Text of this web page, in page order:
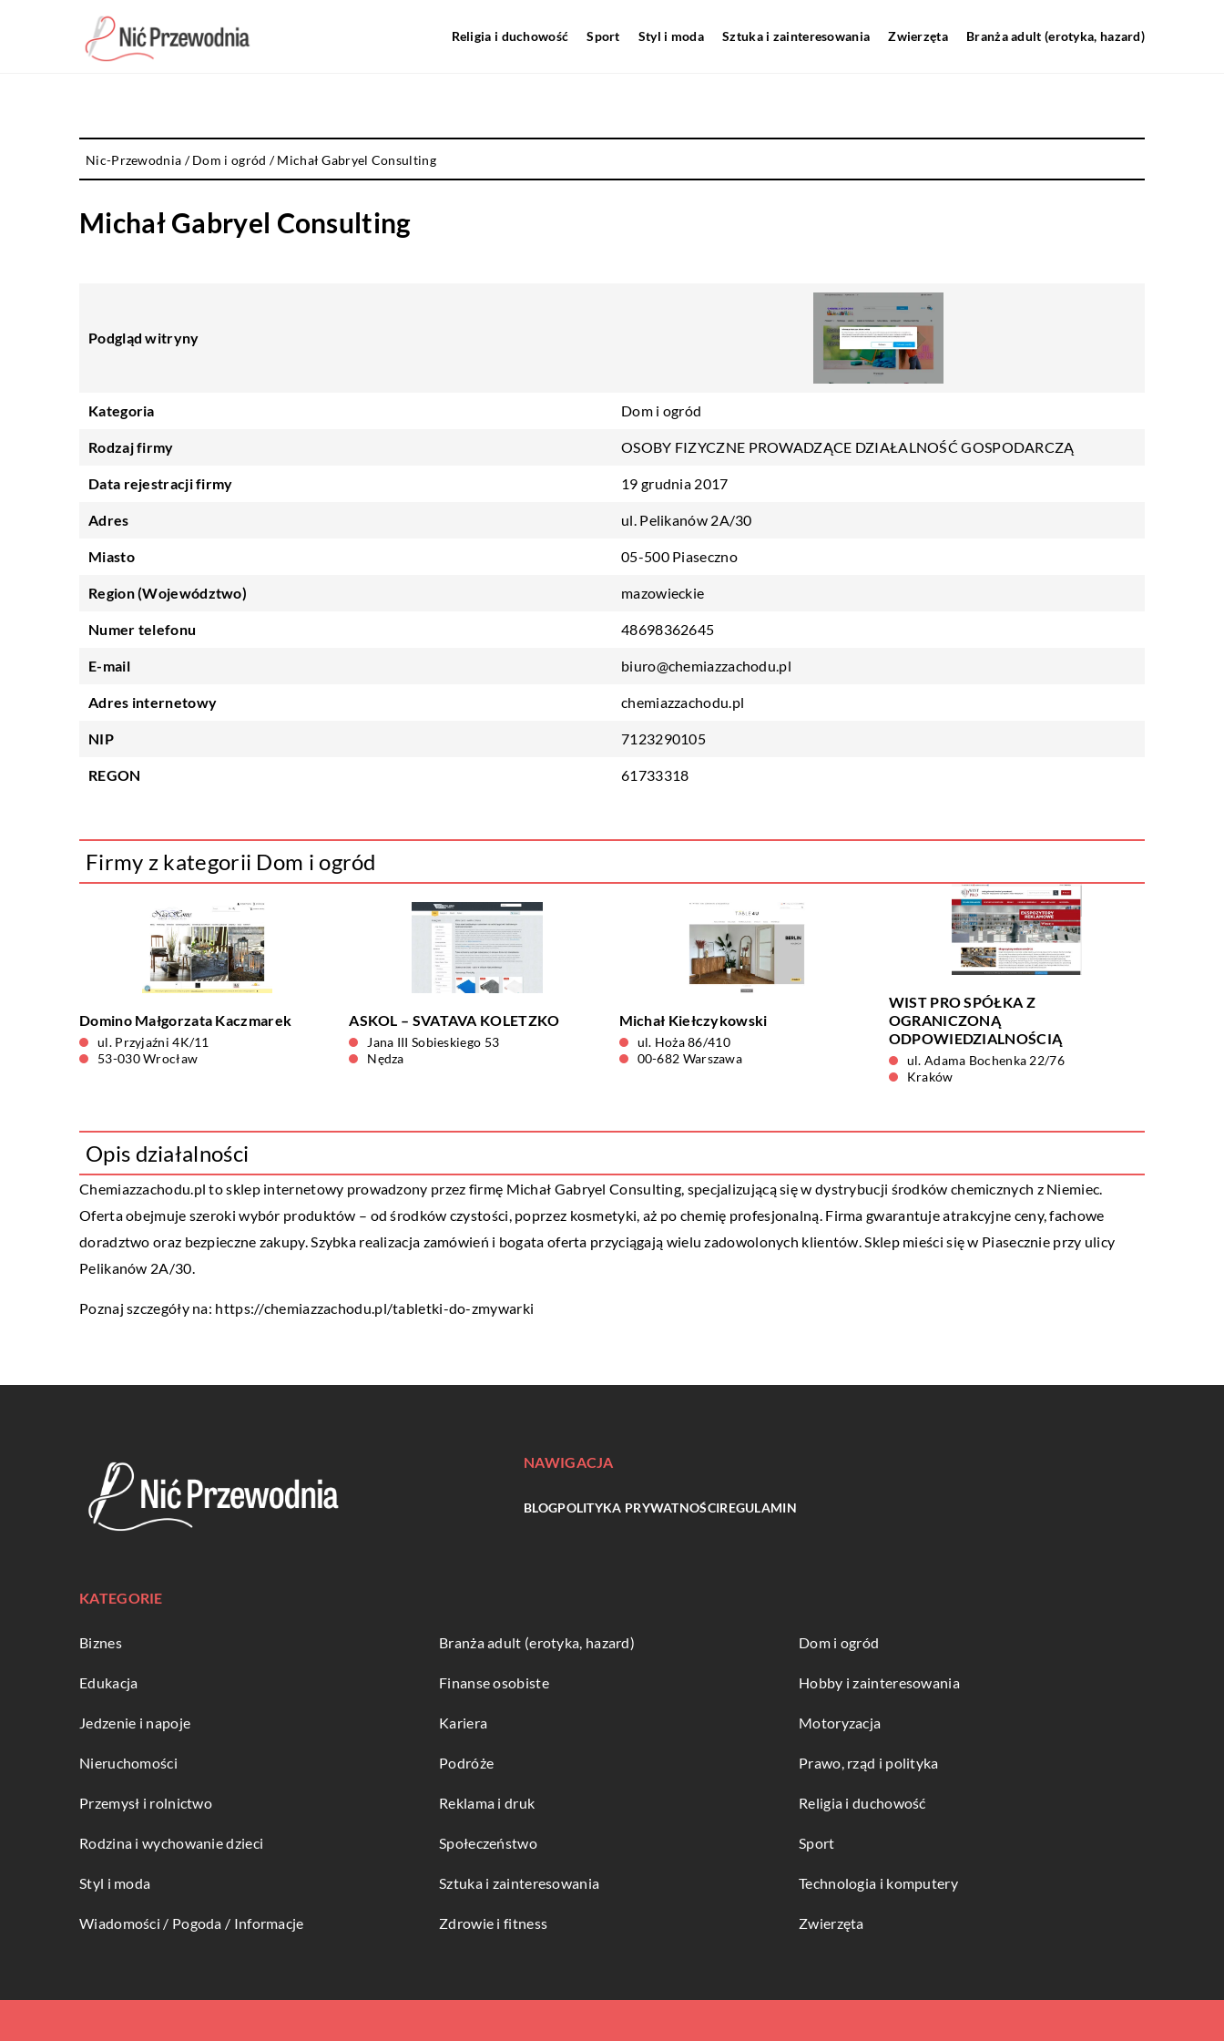
Religia i duchowość Sport Styl i moda Sztuka i zainteresowania Zwierzęta Branża adult (erotyka, hazard)
Nic-Przewodnia /Dom i ogród /Michał Gabryel Consulting
Michał Gabryel Consulting
Podgląd witryny
Kategoria Dom i ogród
Rodzaj firmy OSOBY FIZYCZNE PROWADZĄCE DZIAŁALNOŚĆ GOSPODARCZĄ
Data rejestracji firmy 19 grudnia 2017
Adres ul. Pelikanów 2A/30
Miasto 05-500 Piaseczno
Region (Województwo) mazowieckie
Numer telefonu 48698362645
E-mail biuro@chemiazzachodu.pl
Adres internetowy chemiazzachodu.pl
NIP 7123290105
REGON 61733318
Firmy z kategorii Dom i ogród
Domino Małgorzata Kaczmarek
ul. Przyjaźni 4K/11
53-030 Wrocław
ASKOL – SVATAVA KOLETZKO
Jana III Sobieskiego 53
Nędza
Michał Kiełczykowski
ul. Hoża 86/410
00-682 Warszawa
WIST PRO SPÓŁKA Z
OGRANICZONĄ
ODPOWIEDZIALNOŚCIĄ
ul. Adama Bochenka 22/76
Kraków
Opis działalności
Chemiazzachodu.pl to sklep internetowy prowadzony przez firmę Michał Gabryel Consulting, specjalizującą się w dystrybucji środków chemicznych z Niemiec.
Oferta obejmuje szeroki wybór produktów – od środków czystości, poprzez kosmetyki, aż po chemię profesjonalną. Firma gwarantuje atrakcyjne ceny, fachowe
doradztwo oraz bezpieczne zakupy. Szybka realizacja zamówień i bogata oferta przyciągają wielu zadowolonych klientów. Sklep mieści się w Piasecznie przy ulicy
Pelikanów 2A/30.
Poznaj szczegóły na: https://chemiazzachodu.pl/tabletki-do-zmywarki
NAWIGACJA
BLOGPOLITYKA PRYWATNOŚCIREGULAMIN
KATEGORIE
Biznes Branża adult (erotyka, hazard) Dom i ogród
Edukacja Finanse osobiste Hobby i zainteresowania
Jedzenie i napoje Kariera Motoryzacja
Nieruchomości Podróże Prawo, rząd i polityka
Przemysł i rolnictwo Reklama i druk Religia i duchowość
Rodzina i wychowanie dzieci Społeczeństwo Sport
Styl i moda Sztuka i zainteresowania Technologia i komputery
Wiadomości / Pogoda / Informacje Zdrowie i fitness Zwierzęta